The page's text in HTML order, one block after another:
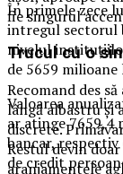
În primele zece
intregul sectorul
nivelul
de 5659 milioane
Valoarea
ar atinge 7659,4
bancar,
de credit
fie singurul
Trucul cu o
Recomand des
lângă albastru și
discrete.
Restul devin
aranjamentele